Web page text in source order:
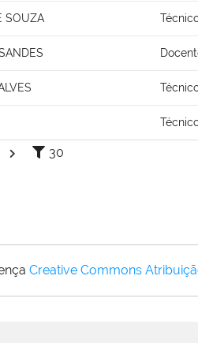
SOUZA
30
Creative Commons